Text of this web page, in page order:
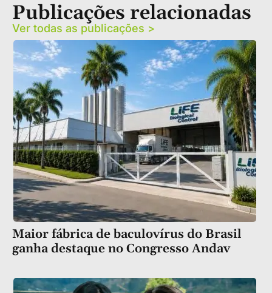
Publicações relacionadas
Ver todas as publicações >
Maior fábrica de baculovírus do Brasil
ganha destaque no Congresso Andav